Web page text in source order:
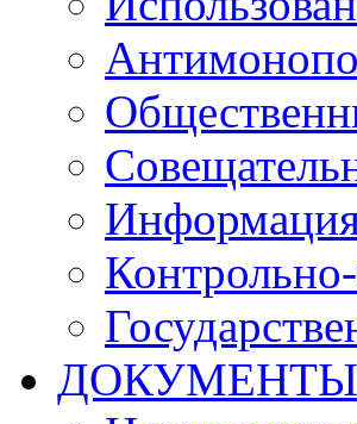
Информация
ДОКУМЕНТЫ